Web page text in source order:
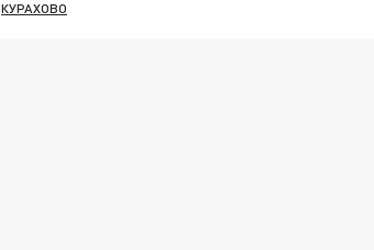
КУРАХОВО